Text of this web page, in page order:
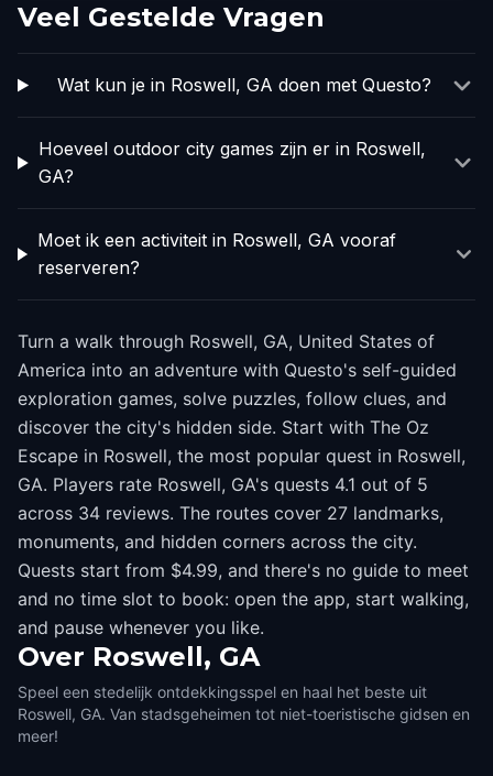
Veel Gestelde Vragen
Wat kun je in Roswell, GA doen met Questo?
Hoeveel outdoor city games zijn er in Roswell,
GA?
Moet ik een activiteit in Roswell, GA vooraf
reserveren?
Turn a walk through Roswell, GA, United States of
America into an adventure with Questo's self-guided
exploration games, solve puzzles, follow clues, and
discover the city's hidden side. Start with The Oz
Escape in Roswell, the most popular quest in Roswell,
GA. Players rate Roswell, GA's quests 4.1 out of 5
across 34 reviews. The routes cover 27 landmarks,
monuments, and hidden corners across the city.
Quests start from $4.99, and there's no guide to meet
and no time slot to book: open the app, start walking,
and pause whenever you like.
Over Roswell, GA
Speel een stedelijk ontdekkingsspel en haal het beste uit
Roswell, GA. Van stadsgeheimen tot niet-toeristische gidsen en
meer!